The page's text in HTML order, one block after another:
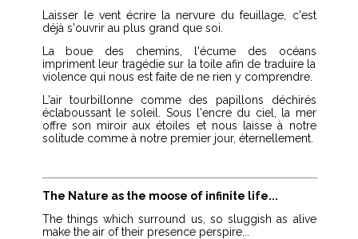
Laisser le vent écrire la nervure du feuillage, c'est
déjà s'ouvrir au plus grand que soi.
La boue des chemins, l'écume des océans
impriment leur tragédie sur la toile afin de traduire la
violence qui nous est faite de ne rien y comprendre.
L'air tourbillonne comme des papillons déchirés
éclaboussant le soleil. Sous l'encre du ciel, la mer
offre son miroir aux étoiles et nous laisse à notre
solitude comme à notre premier jour, éternellement.
The Nature as the moose of infinite life...
The things which surround us, so sluggish as alive
make the air of their presence perspire...